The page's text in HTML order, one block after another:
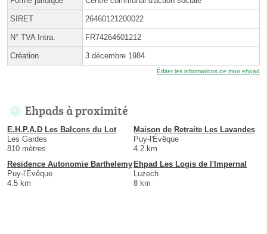
SIRET 26460121200022
N° TVA Intra. FR74264601212
Création 3 décembre 1984
Éditer les informations de mon ehpad
Ehpads à proximité
E.H.P.A.D Les Balcons du Lot
Les Gardes
810 mètres
Maison de Retraite Les Lavandes
Puy-l'Évêque
4.2 km
Residence Autonomie Barthelemy
Puy-l'Évêque
4.5 km
Ehpad Les Logis de l'Impernal
Luzech
8 km